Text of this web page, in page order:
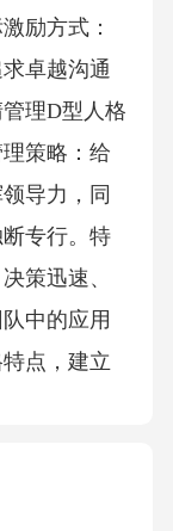
励方式：
卓越沟通
理D型人格
策略：给
导力，同
专行。特
策迅速、
中的应用
点，建立
理分配任